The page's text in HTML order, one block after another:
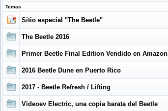
Temas
Sitio especial "The Beetle"
The Beetle 2016
Primer Beetle Final Edition Vendido en Amazon
2016 Beetle Dune en Puerto Rico
2017 - Beetle Refresh / Lifting
Videoev Electric, una copia barata del Beetle